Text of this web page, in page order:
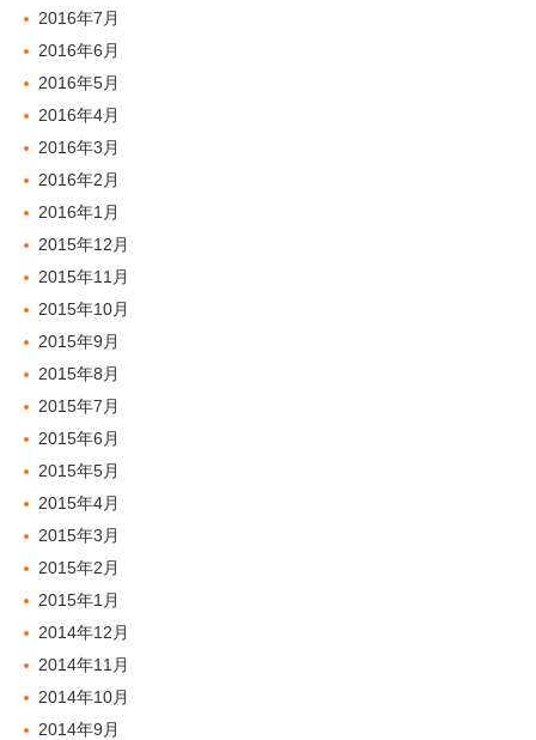
2016年7月
2016年6月
2016年5月
2016年4月
2016年3月
2016年2月
2016年1月
2015年12月
2015年11月
2015年10月
2015年9月
2015年8月
2015年7月
2015年6月
2015年5月
2015年4月
2015年3月
2015年2月
2015年1月
2014年12月
2014年11月
2014年10月
2014年9月